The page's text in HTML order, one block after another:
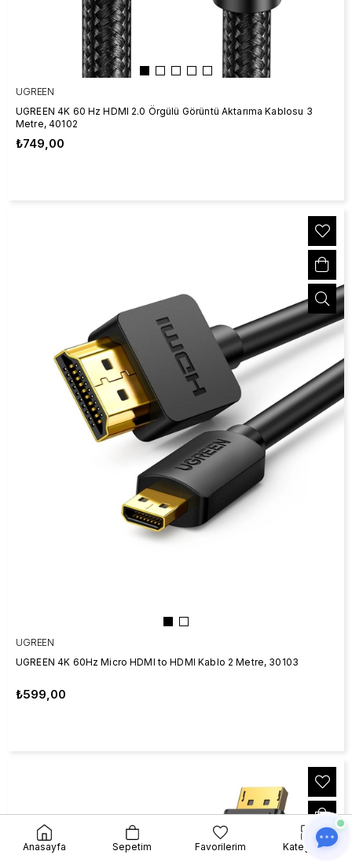
UGREEN
UGREEN 4K 60 Hz HDMI 2.0 Örgülü Görüntü Aktarıma Kablosu 3
Metre, 40102
₺749,00
UGREEN
UGREEN 4K 60Hz Micro HDMI to HDMI Kablo 2 Metre, 30103
₺599,00
Anasayfa Sepetim Favorilerim Kategoriler